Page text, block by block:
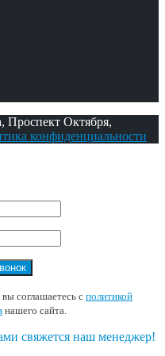
Октября,
конфиденциальности
соглашаетесь с политикой
нашего сайта.
свяжется наш менеджер!